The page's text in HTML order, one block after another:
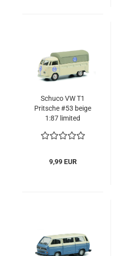
Schuco VW T1
Pritsche #53 beige
1:87 limited
9,99 EUR